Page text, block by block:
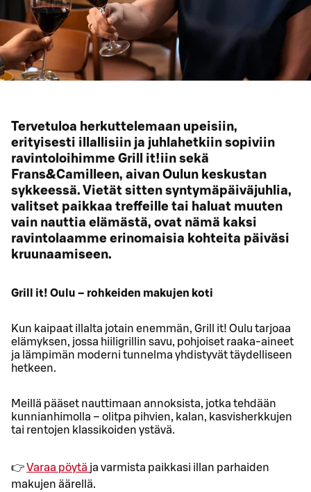
Tervetuloa herkuttelemaan upeisiin,
erityisesti illallisiin ja juhlahetkiin sopiviin
ravintoloihimme Grill it!iin sekä
Frans&Camilleen, aivan Oulun keskustan
sykkeessä. Vietät sitten syntymäpäiväjuhlia,
valitset paikkaa treffeille tai haluat muuten
vain nauttia elämästä, ovat nämä kaksi
ravintolaamme erinomaisia kohteita päiväsi
kruunaamiseen.
Grill it! Oulu – rohkeiden makujen koti
Kun kaipaat illalta jotain enemmän, Grill it! Oulu tarjoaa
elämyksen, jossa hiiligrillin savu, pohjoiset raaka‑aineet
ja lämpimän moderni tunnelma yhdistyvät täydelliseen
hetkeen.
Meillä pääset nauttimaan annoksista, jotka tehdään
kunnianhimolla – olitpa pihvien, kalan, kasvisherkkujen
tai rentojen klassikoiden ystävä.
👉Varaa pöytä ja varmista paikkasi illan parhaiden
makujen äärellä.